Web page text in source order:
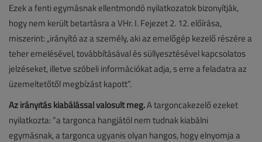
Ezek a fenti egymásnak ellentmondó nyilatkozatok bizonyítják,
hogy nem került betartásra a VHr. I. Fejezet 2. 12. előírása,
miszerint: „irányító az a személy, aki az emelőgép kezelő részére a
teher emelésével, továbbításával és süllyesztésével kapcsolatos
jelzéseket, illetve szóbeli információkat adja, s erre a feladatra az
üzemeltetőtől megbízást kapott”.
Az irányítás kiabálással valósult meg.A targoncakezelő ezeket
nyilatkozta: ”a targonca hangjától nem tudnak kiabálni
egymásnak, a targonca ugyanis olyan hangos, hogy elnyomja a